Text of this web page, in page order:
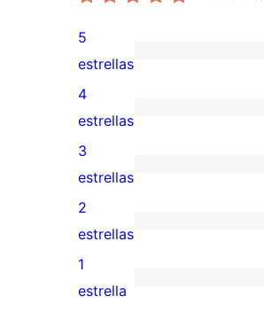
0
valoraciones
de
5
estrellas
5
estrellas
1
valoración
de
4
estrellas
4
estrellas
0
valoraciones
de
3
estrellas
3
estrellas
0
valoraciones
de
2
estrellas
1
1
estrella